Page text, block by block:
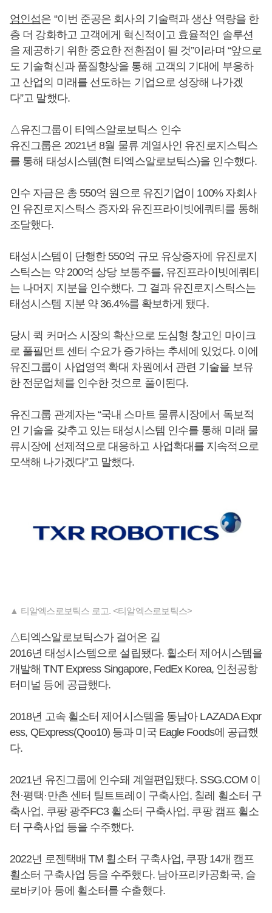
엄인섭은 “이번 준공은 회사의 기술력과 생산 역량을 한
층 더 강화하고 고객에게 혁신적이고 효율적인 솔루션
을 제공하기 위한 중요한 전환점이 될 것”이라며 “앞으로
도 기술혁신과 품질향상을 통해 고객의 기대에 부응하
고 산업의 미래를 선도하는 기업으로 성장해 나가겠
다”고 말했다.
△유진그룹이 티엑스알로보틱스 인수
유진그룹은 2021년 8월 물류 계열사인 유진로지스틱스
를 통해 태성시스템(현 티엑스알로보틱스)을 인수했다.
인수 자금은 총 550억 원으로 유진기업이 100% 자회사
인 유진로지스틱스 증자와 유진프라이빗에쿼티를 통해
조달했다.
태성시스템이 단행한 550억 규모 유상증자에 유진로지
스틱스는 약 200억 상당 보통주를, 유진프라이빗에쿼티
는 나머지 지분을 인수했다. 그 결과 유진로지스틱스는
태성시스템 지분 약 36.4%를 확보하게 됐다.
당시 퀵 커머스 시장의 확산으로 도심형 창고인 마이크
로 풀필먼트 센터 수요가 증가하는 추세에 있었다. 이에
유진그룹이 사업영역 확대 차원에서 관련 기술을 보유
한 전문업체를 인수한 것으로 풀이된다.
유진그룹 관계자는 “국내 스마트 물류시장에서 독보적
인 기술을 갖추고 있는 태성시스템 인수를 통해 미래 물
류시장에 선제적으로 대응하고 사업확대를 지속적으로
모색해 나가겠다”고 말했다.
▲ 티알엑스로보틱스 로고. <티알엑스로보틱스>
△티엑스알로보틱스가 걸어온 길
2016년 태성시스템으로 설립됐다. 휠소터 제어시스템을
개발해 TNT Express Singapore, FedEx Korea, 인천공항
터미널 등에 공급했다.
2018년 고속 휠소터 제어시스템을 동남아 LAZADA Expr
ess, QExpress(Qoo10) 등과 미국 Eagle Foods에 공급했
다.
2021년 유진그룹에 인수돼 계열편입됐다. SSG.COM 이
천·평택·만촌 센터 틸트트레이 구축사업, 칠레 휠소터 구
축사업, 쿠팡 광주FC3 휠소터 구축사업, 쿠팡 캠프 휠소
터 구축사업 등을 수주했다.
2022년 로젠택배 TM 휠소터 구축사업, 쿠팡 14개 캠프
휠소터 구축사업 등을 수주했다. 남아프리카공화국, 슬
로바키아 등에 휠소터를 수출했다.